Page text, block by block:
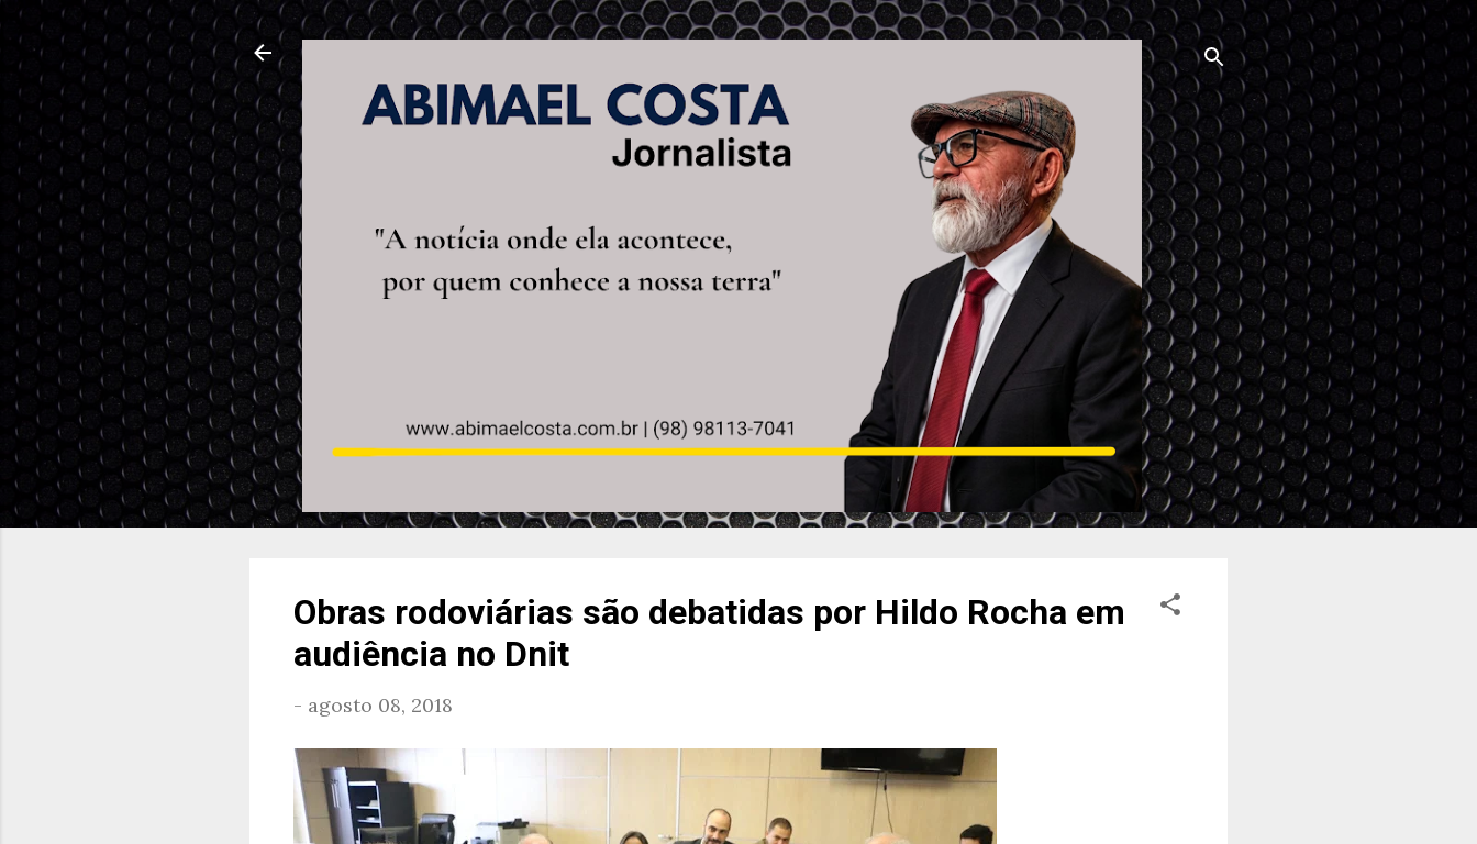
Pular para o conteúdo principal
Obras rodoviárias são debatidas por Hildo Rocha em
audiência no Dnit
- agosto 08, 2018